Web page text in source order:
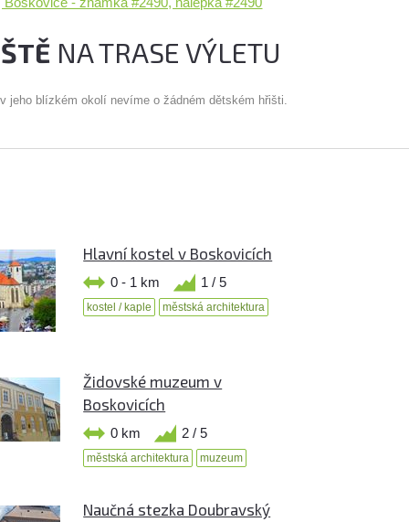
NA TRASE VÝLETU
jeho blízkém okolí nevíme o žádném dětském hřišti.
Hlavní kostel v Boskovicích
0 - 1 km 1 / 5
kostel / kaple městská architektura
Židovské muzeum v
Boskovicích
0 km 2 / 5
městská architektura muzeum
Naučná stezka Doubravský